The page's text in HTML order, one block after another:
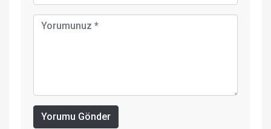
Yorumu Gönder